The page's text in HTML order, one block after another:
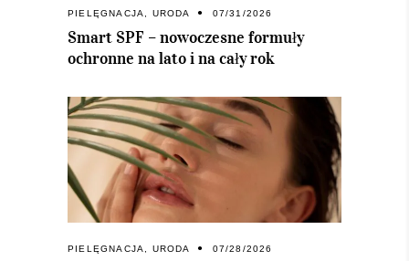
PIELĘGNACJA, URODA 07/31/2026
Smart SPF – nowoczesne formuły
ochronne na lato i na cały rok
PIELĘGNACJA URODA 07/28/2026